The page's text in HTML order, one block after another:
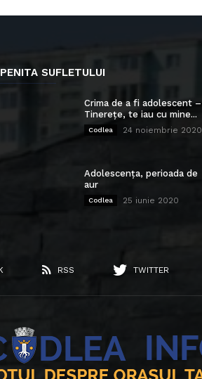
PENITA SUFLETULUI
Crima de a fi adolescent –
Tinerețe, te iau cu mine...
Codlea 24 noiembrie 2020
Adolescența, perioada de
aur
Codlea 25 iunie 2020
RSS TWITTER